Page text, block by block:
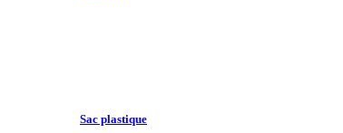
Sac plastique